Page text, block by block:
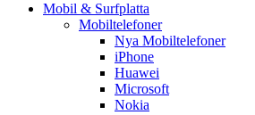
Mobil & Surfplatta
Mobiltelefoner
Nya Mobiltelefoner
iPhone
Huawei
Microsoft
Nokia